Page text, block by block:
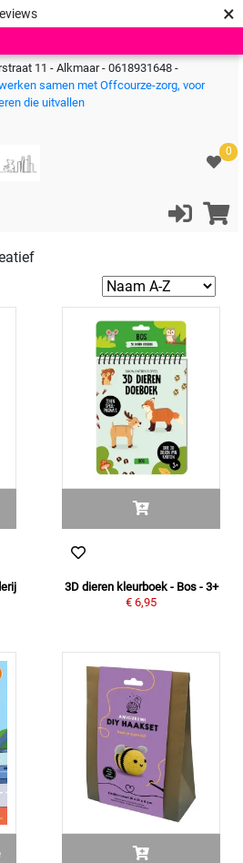
×
11 - Alkmaar - 0618931648 -
samen met Offcourze-zorg, voor
die uitvallen
0
3D dieren kleurboek - Bos - 3+
€ 6,95